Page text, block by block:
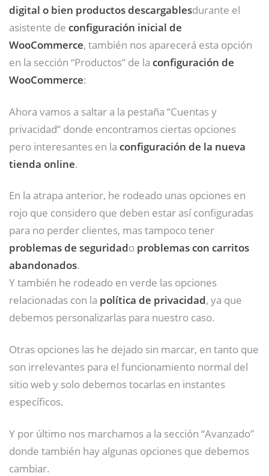
digital o bien productos descargablesdurante el
asistente de configuración inicial de
WooCommerce, también nos aparecerá esta opción
en la sección “Productos” de la configuración de
WooCommerce:
Ahora vamos a saltar a la pestaña “Cuentas y
privacidad” donde encontramos ciertas opciones
pero interesantes en la configuración de la nueva
tienda online.
En la atrapa anterior, he rodeado unas opciones en
rojo que considero que deben estar así configuradas
para no perder clientes, mas tampoco tener
problemas de seguridado problemas con carritos
abandonados.
Y también he rodeado en verde las opciones
relacionadas con la política de privacidad, ya que
debemos personalizarlas para nuestro caso.
Otras opciones las he dejado sin marcar, en tanto que
son irrelevantes para el funcionamiento normal del
sitio web y solo debemos tocarlas en instantes
específicos.
Y por último nos marchamos a la sección “Avanzado”
donde también hay algunas opciones que debemos
cambiar.